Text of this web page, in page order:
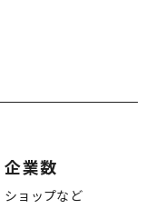
業数
ショップなど